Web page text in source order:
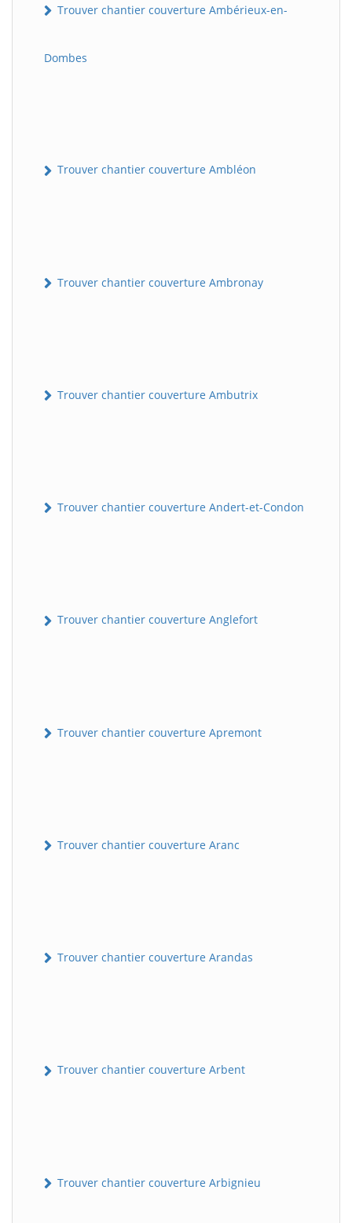
Trouver chantier couverture Ambérieux-en-
Dombes
Trouver chantier couverture Ambléon
Trouver chantier couverture Ambronay
Trouver chantier couverture Ambutrix
Trouver chantier couverture Andert-et-Condon
Trouver chantier couverture Anglefort
Trouver chantier couverture Apremont
Trouver chantier couverture Aranc
Trouver chantier couverture Arandas
Trouver chantier couverture Arbent
Trouver chantier couverture Arbignieu